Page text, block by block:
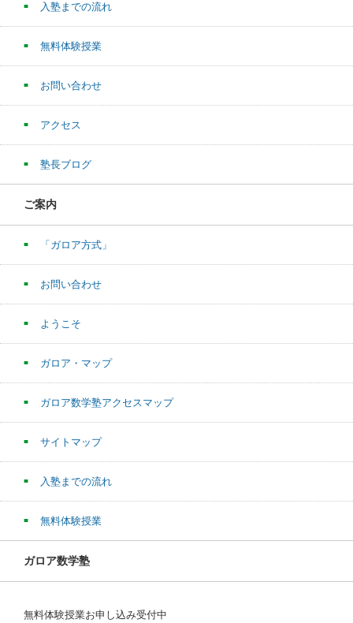
入塾までの流れ
無料体験授業
お問い合わせ
アクセス
塾長ブログ
ご案内
「ガロア方式」
お問い合わせ
ようこそ
ガロア・マップ
ガロア数学塾アクセスマップ
サイトマップ
入塾までの流れ
無料体験授業
ガロア数学塾
無料体験授業お申し込み受付中